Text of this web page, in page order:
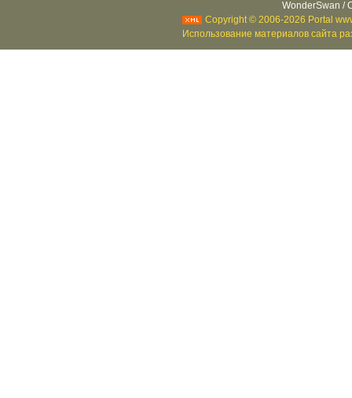
WonderSwan /
Copyright © 2006-2026 Portal
Использование материалов сайта